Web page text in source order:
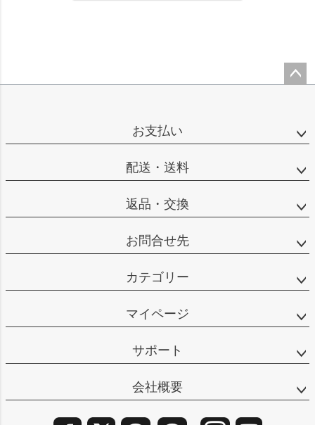
お支払い
配送・送料
返品・交換
お問合せ先
カテゴリー
マイページ
サポート
会社概要